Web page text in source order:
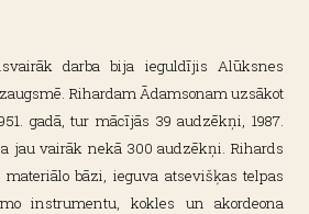
darba bija ieguldījis Alūksnes
Rihardam Ādamsonam uzsākot
gadā, tur mācījās 39 audzēkņi, 1987.
jau vairāk nekā 300 audzēkņi. Rihards
bāzi, ieguva atsevišķas telpas
instrumentu, kokles un akordeona